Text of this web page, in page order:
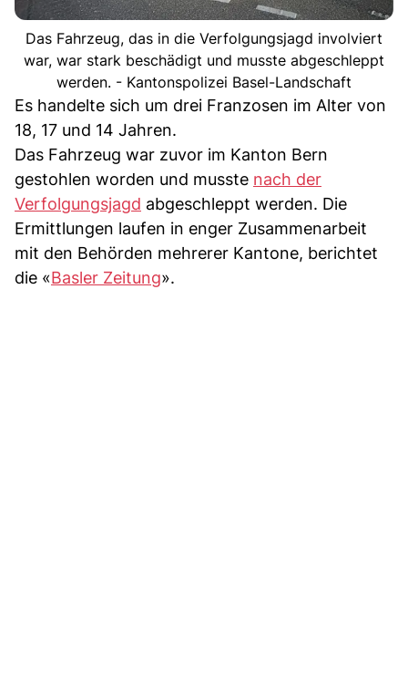
Das Fahrzeug, das in die Verfolgungsjagd involviert
war, war stark beschädigt und musste abgeschleppt
werden. - Kantonspolizei Basel-Landschaft
Es handelte sich um drei Franzosen im Alter von
18, 17 und 14 Jahren.
Das Fahrzeug war zuvor im Kanton Bern
gestohlen worden und musste nach der
Verfolgungsjagd abgeschleppt werden. Die
Ermittlungen laufen in enger Zusammenarbeit
mit den Behörden mehrerer Kantone, berichtet
die «Basler Zeitung».